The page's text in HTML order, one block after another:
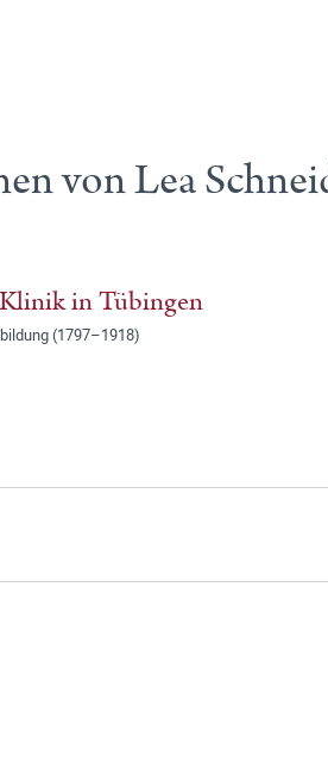
von Lea
in Tübingen
(1797–1918)